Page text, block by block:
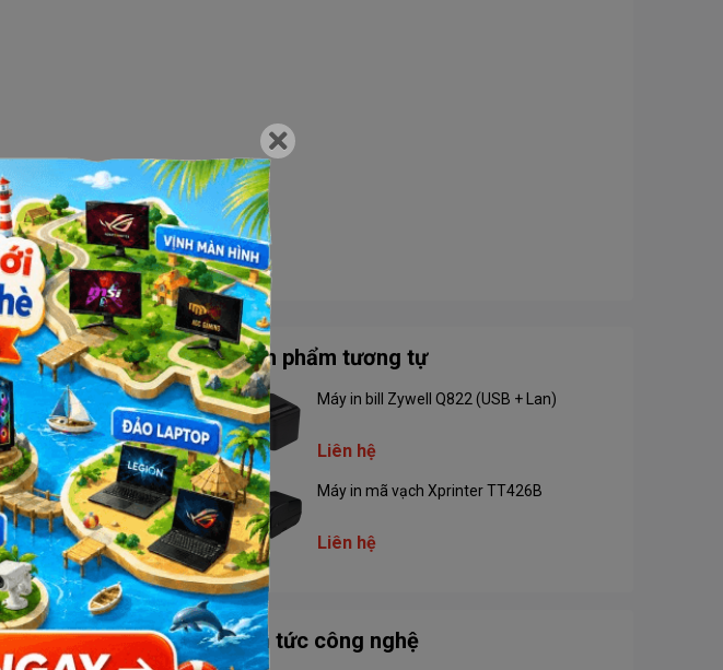
Sản phẩm tương tự
Máy in bill Zywell Q822 (USB + Lan)
Liên hệ
Máy in mã vạch Xprinter TT426B
Liên hệ
Tin tức công nghệ